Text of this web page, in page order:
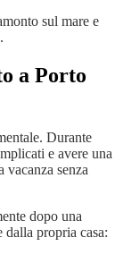
sul mare e
a Porto
Durante
e avere una
vacanza senza
dopo una
propria casa: